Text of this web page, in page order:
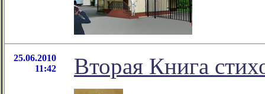
25.06.2010
11:42
Вторая Книга